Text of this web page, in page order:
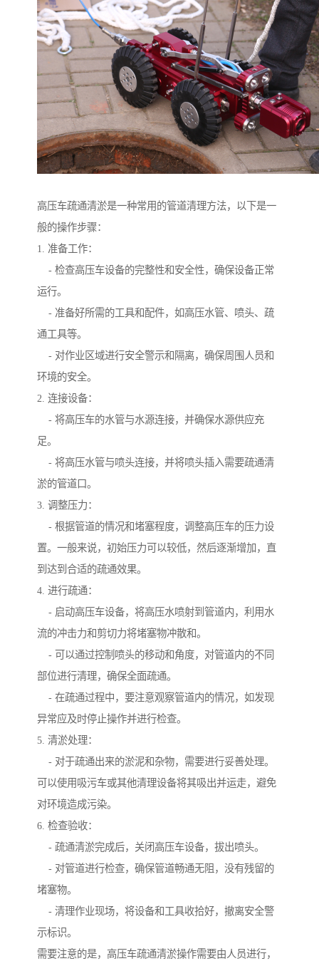
高压车疏通清淤是一种常用的管道清理方法，以下是一
般的操作步骤：
1. 准备工作：
- 检查高压车设备的完整性和安全性，确保设备正常
运行。
- 准备好所需的工具和配件，如高压水管、喷头、疏
通工具等。
- 对作业区域进行安全警示和隔离，确保周围人员和
环境的安全。
2. 连接设备：
- 将高压车的水管与水源连接，并确保水源供应充
足。
- 将高压水管与喷头连接，并将喷头插入需要疏通清
淤的管道口。
3. 调整压力：
- 根据管道的情况和堵塞程度，调整高压车的压力设
置。一般来说，初始压力可以较低，然后逐渐增加，直
到达到合适的疏通效果。
4. 进行疏通：
- 启动高压车设备，将高压水喷射到管道内，利用水
流的冲击力和剪切力将堵塞物冲散和。
- 可以通过控制喷头的移动和角度，对管道内的不同
部位进行清理，确保全面疏通。
- 在疏通过程中，要注意观察管道内的情况，如发现
异常应及时停止操作并进行检查。
5. 清淤处理：
- 对于疏通出来的淤泥和杂物，需要进行妥善处理。
可以使用吸污车或其他清理设备将其吸出并运走，避免
对环境造成污染。
6. 检查验收：
- 疏通清淤完成后，关闭高压车设备，拔出喷头。
- 对管道进行检查，确保管道畅通无阻，没有残留的
堵塞物。
- 清理作业现场，将设备和工具收拾好，撤离安全警
示标识。
需要注意的是，高压车疏通清淤操作需要由人员进行，